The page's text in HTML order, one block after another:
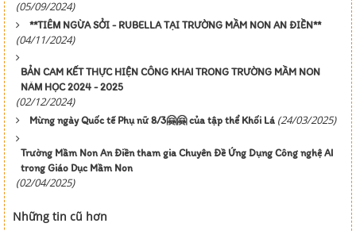
(05/09/2024)
**TIÊM NGỪA SỞI - RUBELLA TẠI TRƯỜNG MẦM NON AN ĐIỀN**
(04/11/2024)
BẢN CAM KẾT THỰC HIỆN CÔNG KHAI TRONG TRƯỜNG MẦM NON
NĂM HỌC 2024 - 2025
(02/12/2024)
Mừng ngày Quốc tế Phụ nữ 8/3🤗🤗 của tập thể Khối Lá (24/03/2025)
Trường Mầm Non An Điền tham gia Chuyên Đề Ứng Dụng Công nghệ AI
trong Giáo Dục Mầm Non
(02/04/2025)
Những tin cũ hơn